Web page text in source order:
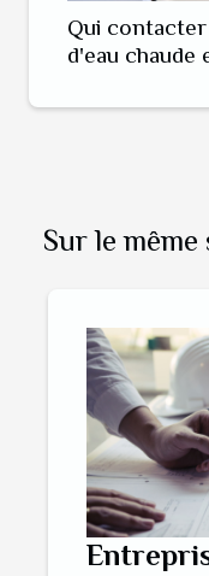
Qui
d'eau chaude
Sur le